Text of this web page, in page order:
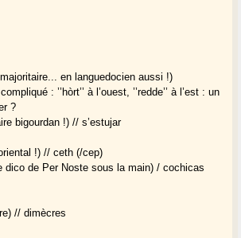
en languedocien aussi !)
: ’’hòrt’’ à l’ouest, ’’redde’’ à l’est : un
?
bigourdan !) // s’estujar
!) // ceth (/cep)
dico de Per Noste sous la main) / cochicas
// dimècres